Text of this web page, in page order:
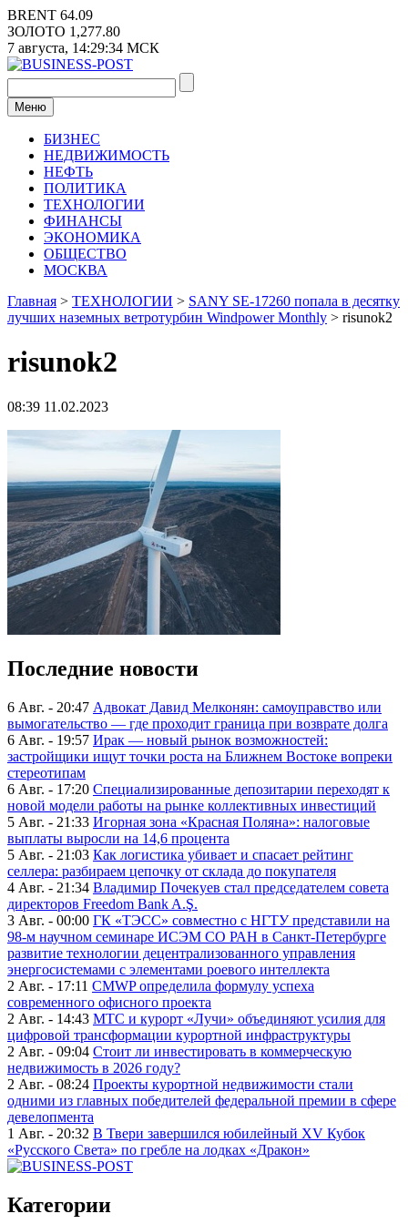
Перейти
к
содержимому
BRENT 64.09
ЗОЛОТО 1,277.80
7 августа, 14:29:35 МСК
Меню
БИЗНЕС
НЕДВИЖИМОСТЬ
НЕФТЬ
ПОЛИТИКА
ТЕХНОЛОГИИ
ФИНАНСЫ
ЭКОНОМИКА
ОБЩЕСТВО
МОСКВА
Главная > ТЕХНОЛОГИИ > SANY SE-17260 попала в десятку
лучших наземных ветротурбин Windpower Monthly > risunok2
risunok2
08:39 11.02.2023
Последние новости
6 Авг. - 20:47 Адвокат Давид Мелконян: самоуправство или
вымогательство — где проходит граница при возврате долга
6 Авг. - 19:57 Ирак — новый рынок возможностей:
застройщики ищут точки роста на Ближнем Востоке вопреки
стереотипам
6 Авг. - 17:20 Специализированные депозитарии переходят к
новой модели работы на рынке коллективных инвестиций
5 Авг. - 21:33 Игорная зона «Красная Поляна»: налоговые
выплаты выросли на 14,6 процента
5 Авг. - 21:03 Как логистика убивает и спасает рейтинг
селлера: разбираем цепочку от склада до покупателя
4 Авг. - 21:34 Владимир Почекуев стал председателем совета
директоров Freedom Bank A.Ş.
3 Авг. - 00:00 ГК «ТЭСС» совместно с НГТУ представили на
98-м научном семинаре ИСЭМ СО РАН в Санкт-Петербурге
развитие технологии децентрализованного управления
энергосистемами с элементами роевого интеллекта
2 Авг. - 17:11 CMWP определила формулу успеха
современного офисного проекта
2 Авг. - 14:43 МТС и курорт «Лучи» объединяют усилия для
цифровой трансформации курортной инфраструктуры
2 Авг. - 09:04 Стоит ли инвестировать в коммерческую
недвижимость в 2026 году?
2 Авг. - 08:24 Проекты курортной недвижимости стали
одними из главных победителей федеральной премии в сфере
девелопмента
1 Авг. - 20:32 В Твери завершился юбилейный XV Кубок
«Русского Света» по гребле на лодках «Дракон»
Категории